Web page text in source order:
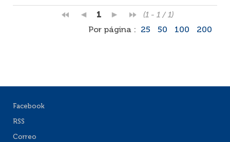
1
(1 - 1 / 1)
Por página :
25 50 100 200
Facebook
RSS
Correo